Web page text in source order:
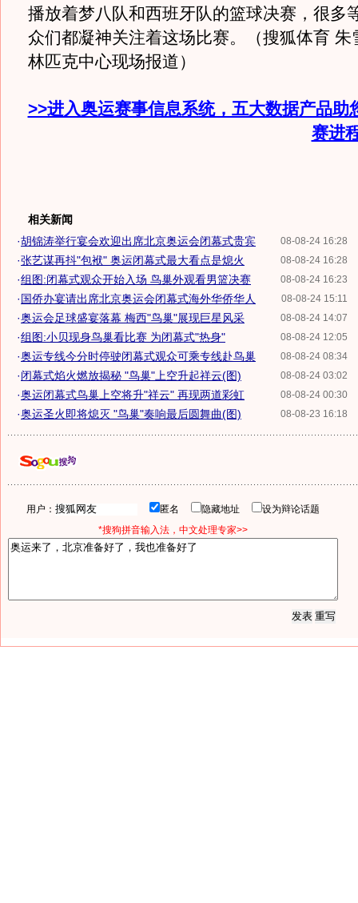
播放着梦八队和西班牙队的篮球决赛，很多
众们都凝神关注着这场比赛。（搜狐体育 朱
林匹克中心现场报道）
>>进入奥运赛事信息系统，五大数据产品助
赛进
相关新闻
08-08-24 16:28
·胡锦涛举行宴会欢迎出席北京奥运会闭幕式贵宾
08-08-24 16:28
·张艺谋再抖"包袱" 奥运闭幕式最大看点是熄火
08-08-24 16:23
·组图:闭幕式观众开始入场 鸟巢外观看男篮决赛
08-08-24 15:11
·国侨办宴请出席北京奥运会闭幕式海外华侨华人
08-08-24 14:07
·奥运会足球盛宴落幕 梅西"鸟巢"展现巨星风采
08-08-24 12:05
·组图:小贝现身鸟巢看比赛 为闭幕式"热身"
08-08-24 08:34
·奥运专线今分时停驶闭幕式观众可乘专线赴鸟巢
08-08-24 03:02
·闭幕式焰火燃放揭秘 "鸟巢"上空升起祥云(图)
08-08-24 00:30
·奥运闭幕式鸟巢上空将升"祥云" 再现两道彩虹
08-08-23 16:18
·奥运圣火即将熄灭 "鸟巢"奏响最后圆舞曲(图)
用户： 匿名 隐藏地址
设为辩论话题
*搜狗拼音输入法，中文处理专家>>